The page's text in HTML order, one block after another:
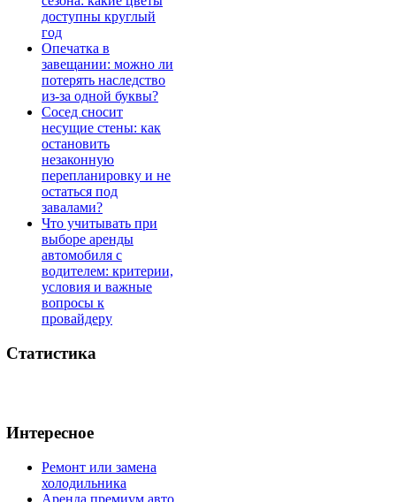
доступны круглый
год
Опечатка в
завещании: можно ли
потерять наследство
из-за одной буквы?
Сосед сносит
несущие стены: как
остановить
незаконную
перепланировку и не
остаться под
завалами?
Что учитывать при
выборе аренды
автомобиля с
водителем: критерии,
условия и важные
вопросы к
провайдеру
Статистика
Интересное
Ремонт или замена
холодильника